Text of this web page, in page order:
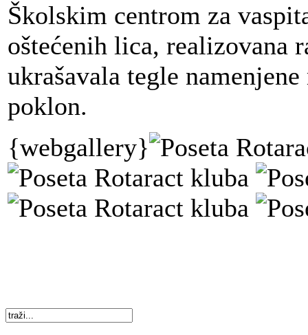
Školskim centrom za
oštećenih lica, realizovana
ukrašavala tegle
poklon.
{webgallery}